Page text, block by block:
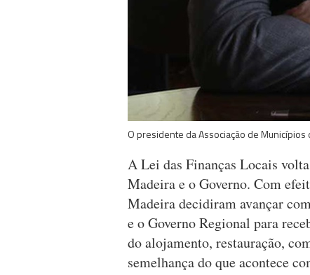
O presidente da Associação de Municípios
A Lei das Finanças Locais
Madeira e o Governo. Com
Madeira decidiram avançar
e o Governo Regional para
do alojamento, restauração,
semelhança do que acontece